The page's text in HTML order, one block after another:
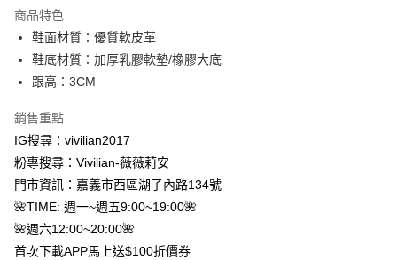
合作金庫商業銀行
華南商業銀行
上海商業儲蓄銀行
台北富邦商業銀行
國泰世華商業銀行
匯豐（台灣）商業銀行
聯邦商業銀行
元大商業銀行
台新國際商業銀行
中國信託商業銀行
台灣樂天信用卡公司
超商取貨付款
LINE Pay
街口支付
Google Pay
大哥付你分期
相關說明
【大哥付你分期使用說明】
1.本服務由台灣大哥大提供，台灣大哥大用戶可立即使用無須另外申請。
AFTEE先享後付
商品特色
鞋面材質：優質軟皮革
鞋底材質：加厚乳膠軟墊/橡膠大底
跟高：3CM
銷售重點
IG搜尋：vivilian2017
粉專搜尋：Vivilian-薇薇莉安
門市資訊：嘉義市西區湖子內路134號
🌺TIME: 週一~週五9:00~19:00🌺
🌺週六12:00~20:00🌺
首次下載APP馬上送$100折價券